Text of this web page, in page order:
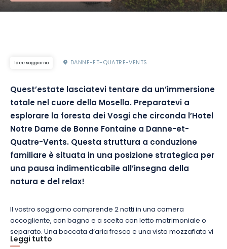
Idee soggiorno DANNE-ET-QUATRE-VENTS
Quest’estate lasciatevi tentare da un’immersione
totale nel cuore della Mosella. Preparatevi a
esplorare la foresta dei Vosgi che circonda l’Hotel
Notre Dame de Bonne Fontaine a Danne-et-
Quatre-Vents. Questa struttura a conduzione
familiare è situata in una posizione strategica per
una pausa indimenticabile all’insegna della
natura e del relax!
Il vostro soggiorno comprende 2 notti in una camera
accogliente, con bagno e a scelta con letto matrimoniale o
separato. Una boccata d’aria fresca e una vista mozzafiato vi
attendono dal balcone.
Leggi tutto